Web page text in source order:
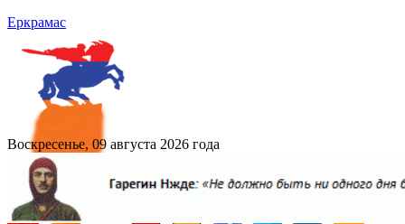
Еркрамас
Воскресенье, 09 августа 2026 года